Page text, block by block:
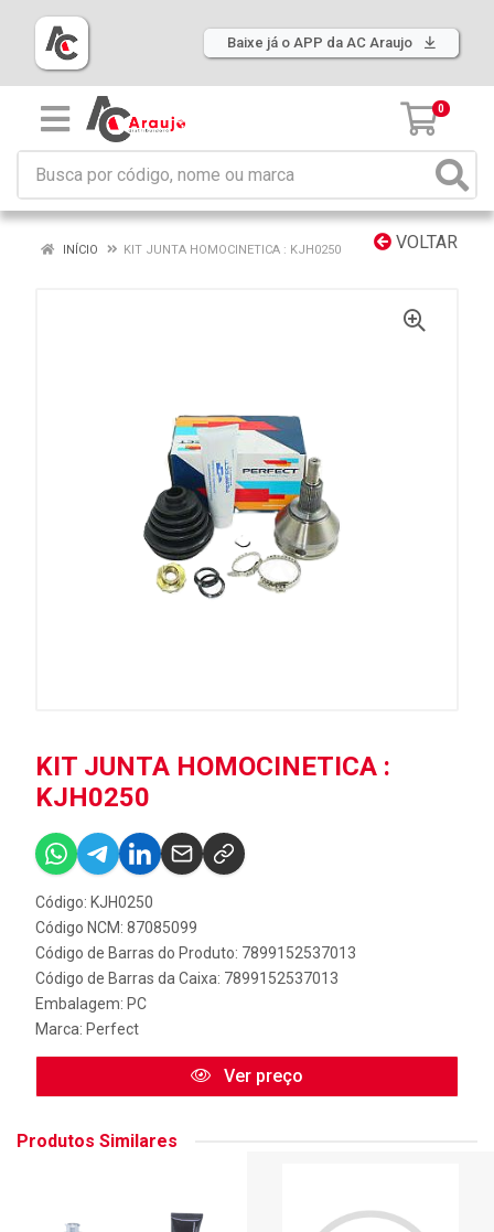
Baixe já o APP da AC Araujo
0
VOLTAR
INÍCIO KIT JUNTA HOMOCINETICA : KJH0250
KIT JUNTA HOMOCINETICA :
KJH0250
Código: KJH0250
Código NCM: 87085099
Código de Barras do Produto: 7899152537013
Código de Barras da Caixa: 7899152537013
Embalagem: PC
Marca: Perfect
Ver preço
Produtos Similares